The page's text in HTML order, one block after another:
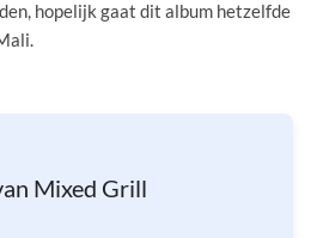
hopelijk gaat dit album hetzelfde
Mixed Grill